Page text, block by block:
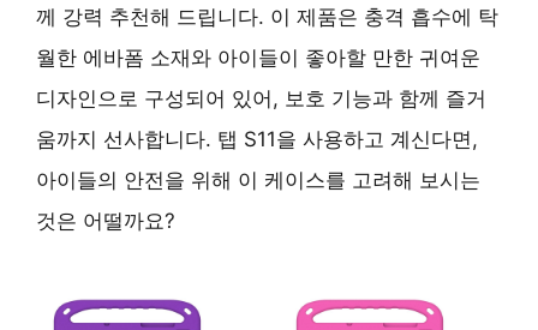
께 강력 추천해 드립니다. 이 제품은 충격 흡수에 탁
월한 에바폼 소재와 아이들이 좋아할 만한 귀여운
디자인으로 구성되어 있어, 보호 기능과 함께 즐거
움까지 선사합니다. 탭 S11을 사용하고 계신다면,
아이들의 안전을 위해 이 케이스를 고려해 보시는
것은 어떨까요?